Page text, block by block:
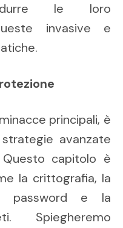
ridurre le loro
invasive e
principali, è
avanzate
capitolo è
la crittografia, la
password e la
Spiegheremo